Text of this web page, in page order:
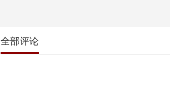
全部评论